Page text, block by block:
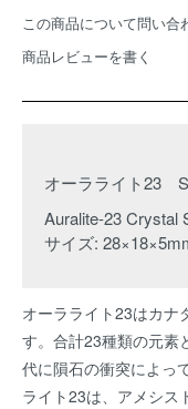
この商品について問い合
商品レビューを書く
オーラライト23
Auralite-23 Crystal
サイズ:
オーラライト23はカナ
す。合計23種類の元素
代に隕石の衝突によっ
ライト23は、アメシス